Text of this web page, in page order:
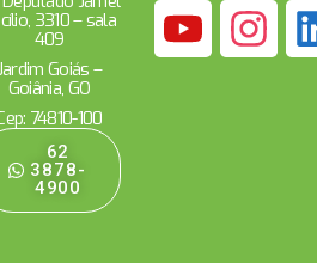
3310 – sala
409
Goiás –
Goiânia, GO
74810-100
62
3878-
4900